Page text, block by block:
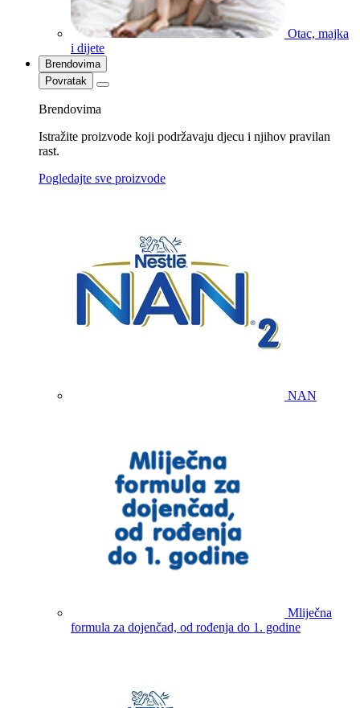
Otac, majka
i dijete
Brendovima
Povratak
Brendovima
Istražite proizvode koji podržavaju djecu i njihov pravilan
rast.
Pogledajte sve proizvode
NAN
Mliječna
formula za dojenčad, od rođenja do 1. godine